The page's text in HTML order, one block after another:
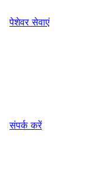
पेशेवर सेवाएं
संपर्क करें